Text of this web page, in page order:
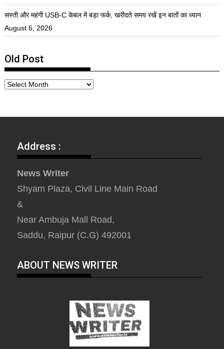
सस्ती और महंगी USB-C केबल में बड़ा फर्क, खरीदते समय रखें इन बातों का ध्यान
August 6, 2026
Old Post
Address :
News Writer
Shyam Plaza, Civil Line Main Road
&
Near Ambuja Mall Road,
Saddu, Raipur (C.G) 492001
ABOUT NEWS WRITER